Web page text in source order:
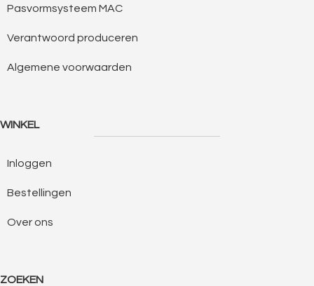
Pasvormsysteem MAC
Verantwoord produceren
Algemene voorwaarden
WINKEL
Inloggen
Bestellingen
Over ons
ZOEKEN